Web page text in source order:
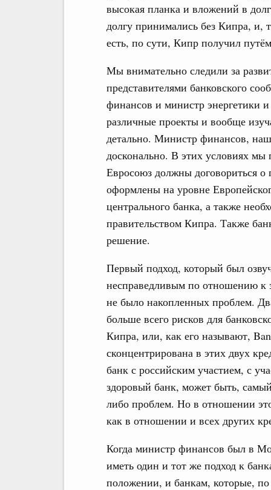
высокая планка и вложений в
долгу принимались без Кипра, и,
есть, по сути, Кипр получил
Мы внимательно следили за
представителями банковского
финансов и министр
различные проекты и вообще
детально. Министр финансов,
досконально. В этих условиях
Евросоюз должны договориться
оформлены на уровне
центрального банка, а также
правительством Кипра. Также
решение.
Первый подход, который был
несправедливым по отношению
не было накопленных проблем.
больше всего рисков для
Кипра, или, как его называют,
сконцентрирована в этих двух
банк с российским участием, с
здоровый банк, может быть,
либо проблем. Но в отношении
как в отношении и всех других
Когда министр финансов был в
иметь один и тот же подход к
положении, и банкам, которые,